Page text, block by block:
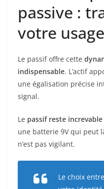
passive :
votre usage
Le passif offre cette
indispensable. L’actif
une égalisation précise
signal.
Le passif reste
une batterie 9V qui peut
n’est pas vigilant.
Le choix